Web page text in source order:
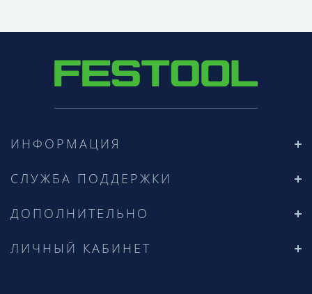
ИНФОРМАЦИЯ
СЛУЖБА ПОДДЕРЖКИ
ДОПОЛНИТЕЛЬНО
ЛИЧНЫЙ КАБИНЕТ